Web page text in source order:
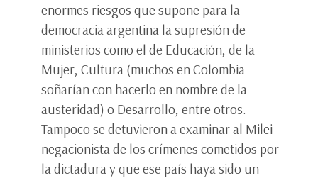
enormes riesgos que supone para la
democracia argentina la supresión de
ministerios como el de Educación, de la
Mujer, Cultura (muchos en Colombia
soñarían con hacerlo en nombre de la
austeridad) o Desarrollo, entre otros.
Tampoco se detuvieron a examinar al Milei
negacionista de los crímenes cometidos por
la dictadura y que ese país haya sido un